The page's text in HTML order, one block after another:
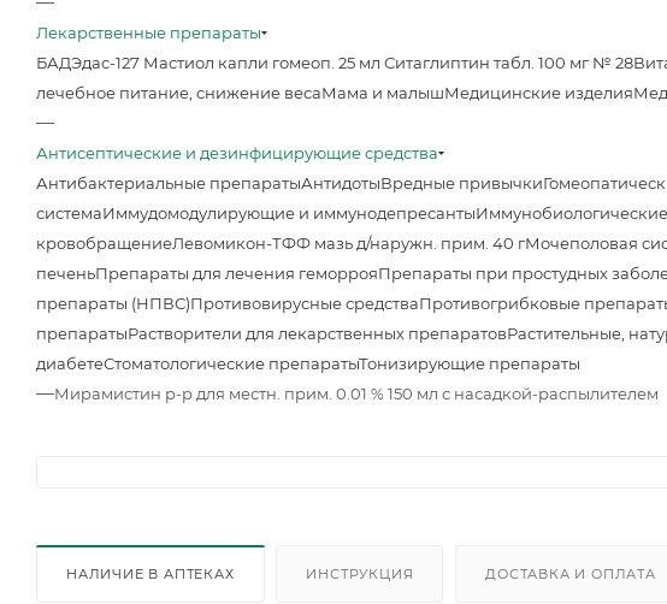
Лекарственные препараты
БАДЭдас-127 Мастиол капли гомеоп. 25 мл Ситаглиптин табл. 100 мг № 28
лечебное питание, снижение весаМама и малышМедицинские изделия
—
Антисептические и дезинфицирующие средства
Антибактериальные препаратыАнтидотыВредные привычки
системаИммудомодулирующие и иммунодепресанты
кровобращениеЛевомикон-ТФФ мазь д/наружн. прим. 40 гМочеполовая
печеньПрепараты для лечения геморрояПрепараты при простудных
препараты (НПВС)Противовирусные средстваПротивогрибковые
препаратыРастворители для лекарственных препаратовРастительные,
диабетеСтоматологические препаратыТонизирующие препараты
—Мирамистин р-р для местн. прим. 0.01 % 150 мл с насадкой-распылителем
НАЛИЧИЕ В АПТЕКАХ ИНСТРУКЦИЯ ДОСТАВКА И ОПЛАТА